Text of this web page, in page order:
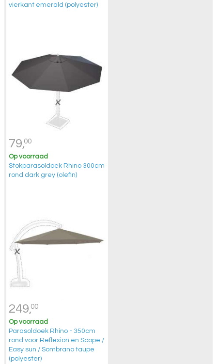
vierkant emerald (polyester)
79,00
Op voorraad
Stokparasoldoek Rhino 300cm
rond dark grey (olefin)
249,00
Op voorraad
Parasoldoek Rhino - 350cm
rond voor Reflexion en Scope /
Easy sun / Sombrano taupe
(polyester)